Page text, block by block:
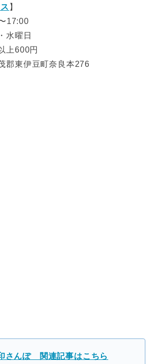
】
17:00
水曜日
上600円
郡東伊豆町奈良本276
さんぽ 関連記事はこちら